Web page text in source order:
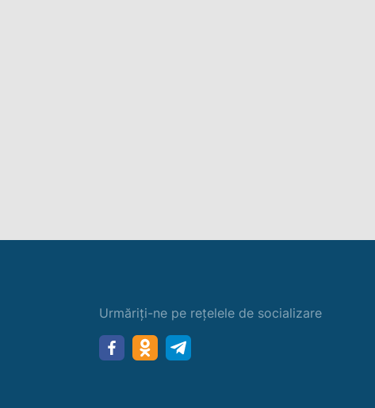
Urmăriți-ne pe rețelele de socializare